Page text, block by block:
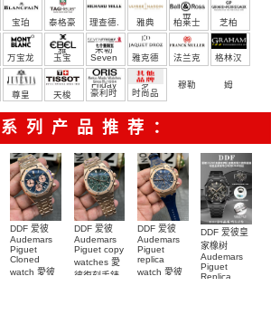
宝）
蒂
宝珀 泰格豪
雅
理查德.
米勒
雅典 柏莱士 芝柏
万宝龙 玉宝 Seven
Friday
雅克德
罗
法兰克
穆勒
格林汉
姆
尊皇 天梭 豪利时 时尚品
牌/原单
列产品推荐：
DDF 爱彼
Audemars
Piguet
Cloned
watch 愛彼
DDF 爱彼
Audemars
Piguet copy
watches 愛
彼復刻手錶
DDF 爱彼
Audemars
Piguet
replica
watch 愛彼
DDF 爱彼皇
家橡树
Audemars
Piguet
Replica